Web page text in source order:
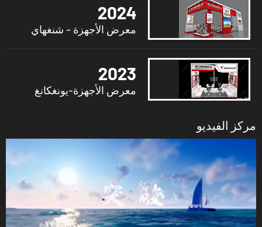
2024
معرض الأجهزة - شنغهاي
2023
معرض الأجهزة-يونغكانغ
مركز الفيديو